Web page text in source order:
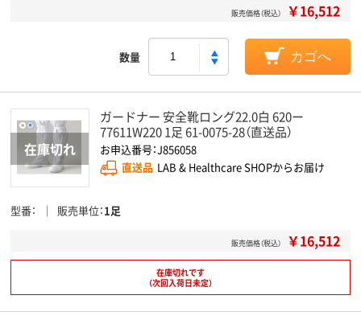
販売価格（税込） ￥16,512
数量 カゴへ
ガードナー 安全靴ロング22.0白 620ー
77611W220 1足 61-0075-28（直送品）
お申込番号：J856058
直送品 LAB & Healthcare SHOPからお届け
型番 販売単位 1足
販売価格（税込） ￥16,512
在庫切れです
（次回入荷日未定）